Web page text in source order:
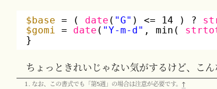
$base = ( date ( "G" ) <= 14 ) ?
$gomi = date ( "Y-m-d" , min(
}
ちょっときれいじゃない気がするけど、こん
なお、この書式でも「第5週」の場合は注意が必要です。 ↑